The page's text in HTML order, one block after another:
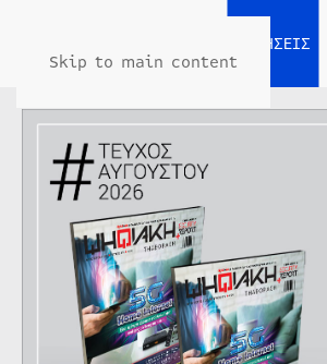
Skip to main content
ΕΙΔΗΣΕΙΣ